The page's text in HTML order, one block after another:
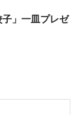
」一皿プレゼ